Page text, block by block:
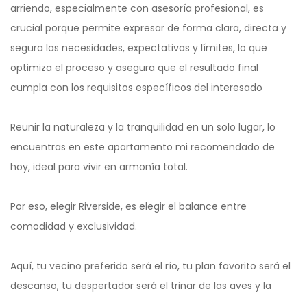
arriendo, especialmente con asesoría profesional, es
crucial porque permite expresar de forma clara, directa y
segura las necesidades, expectativas y límites, lo que
optimiza el proceso y asegura que el resultado final
cumpla con los requisitos específicos del interesado
Reunir la naturaleza y la tranquilidad en un solo lugar, lo
encuentras en este apartamento mi recomendado de
hoy, ideal para vivir en armonía total.
Por eso, elegir Riverside, es elegir el balance entre
comodidad y exclusividad.
Aquí, tu vecino preferido será el río, tu plan favorito será el
descanso, tu despertador será el trinar de las aves y la